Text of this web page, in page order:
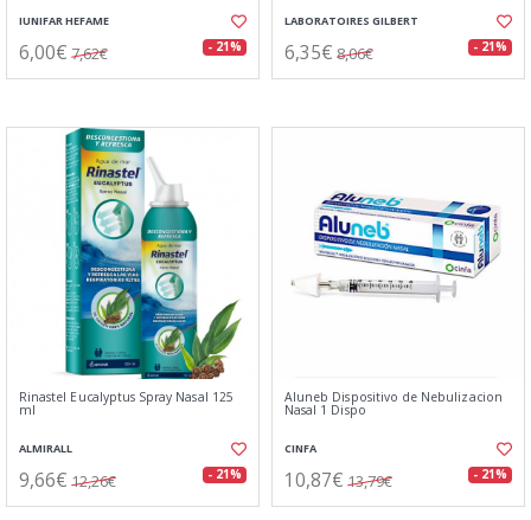
IUNIFAR HEFAME
6,00€ 7,62€ - 21%
LABORATOIRES GILBERT
6,35€ 8,06€ - 21%
Rinastel Eucalyptus Spray Nasal 125
ml
ALMIRALL
9,66€ 12,26€ - 21%
Aluneb Dispositivo de Nebulizacion
Nasal 1 Dispo
CINFA
10,87€ 13,79€ - 21%